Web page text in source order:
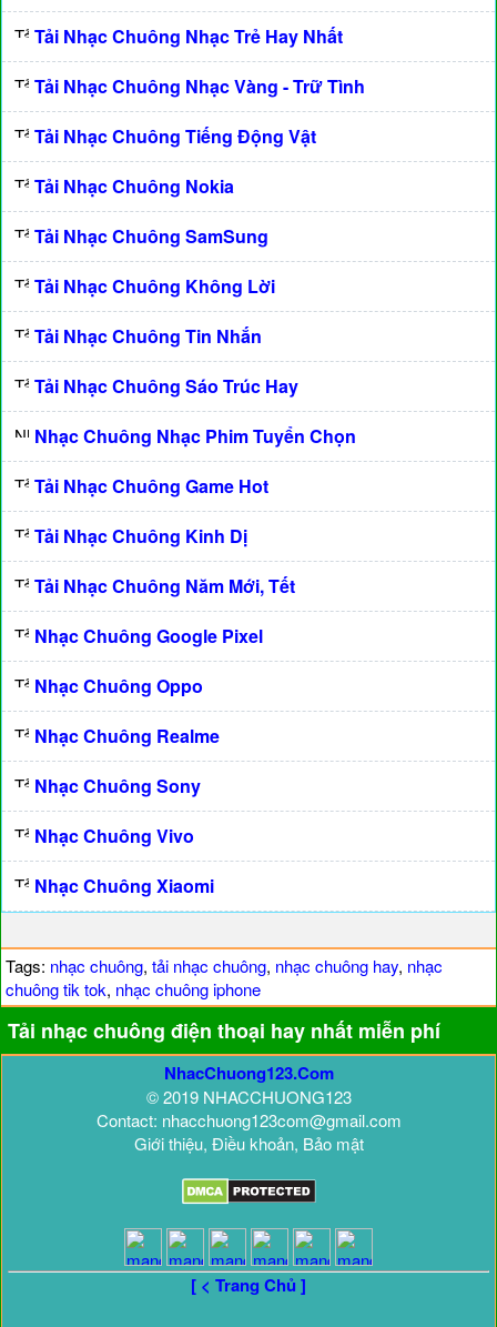
Tải Nhạc Chuông Nhạc Trẻ Hay Nhất
Tải Nhạc Chuông Nhạc Vàng - Trữ Tình
Tải Nhạc Chuông Tiếng Động Vật
Tải Nhạc Chuông Nokia
Tải Nhạc Chuông SamSung
Tải Nhạc Chuông Không Lời
Tải Nhạc Chuông Tin Nhắn
Tải Nhạc Chuông Sáo Trúc Hay
Nhạc Chuông Nhạc Phim Tuyển Chọn
Tải Nhạc Chuông Game Hot
Tải Nhạc Chuông Kinh Dị
Tải Nhạc Chuông Năm Mới, Tết
Nhạc Chuông Google Pixel
Nhạc Chuông Oppo
Nhạc Chuông Realme
Nhạc Chuông Sony
Nhạc Chuông Vivo
Nhạc Chuông Xiaomi
Tags: nhạc chuông, tải nhạc chuông, nhạc chuông hay, nhạc
chuông tik tok, nhạc chuông iphone
Tải nhạc chuông điện thoại hay nhất miễn phí
NhacChuong123.Com
© 2019 NHACCHUONG123
Contact: nhacchuong123com@gmail.com
Giới thiệu, Điều khoản, Bảo mật
[ < Trang Chủ ]